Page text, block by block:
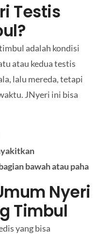
Testis
adalah kondisi
atau kedua testis
lalu mereda, tetapi
JNyeri ini bisa
bawah atau paha
Nyeri
Timbul
yang bisa